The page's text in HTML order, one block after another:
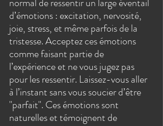
d’émotions : excitation, nervosité,
joie, stress, et même parfois de la
tristesse. Acceptez ces émotions
comme faisant partie de
l’expérience et ne vous jugez pas
pour les ressentir. Laissez-vous aller
à l’instant sans vous soucier d’être
"parfait". Ces émotions sont
naturelles et témoignent de